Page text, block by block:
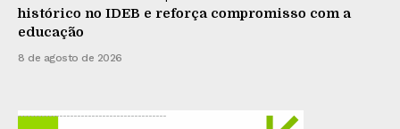
histórico no IDEB e reforça compromisso com a
educação
8 de agosto de 2026